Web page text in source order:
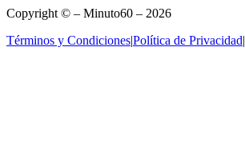
Copyright © – Minuto60 – 2026
Términos y Condiciones|Política de Privacidad|